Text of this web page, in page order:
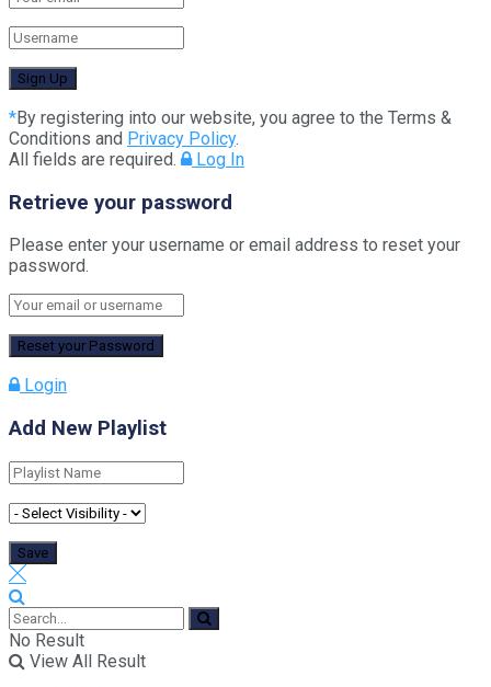
*By registering into our website, you agree to the Terms &
Conditions and Privacy Policy.
All fields are required.
Log In
Retrieve your password
Please enter your username or email address to reset your
password.
Login
Add New Playlist
No Result
View All Result